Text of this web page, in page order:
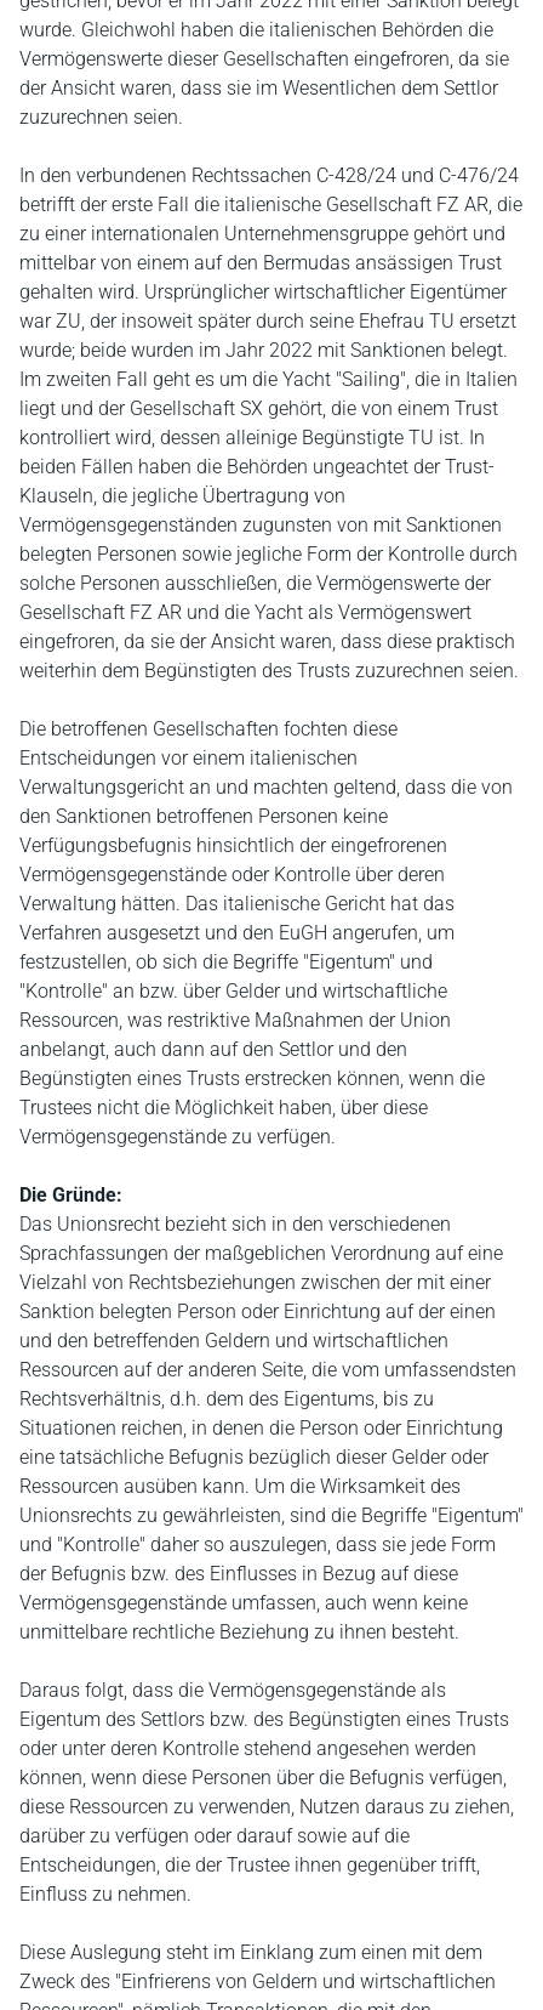
wurde. Gleichwohl haben die italienischen Behörden die
Vermögenswerte dieser Gesellschaften eingefroren, da sie
der Ansicht waren, dass sie im Wesentlichen dem Settlor
zuzurechnen seien.
In den verbundenen Rechtssachen C-428/24 und C-476/24
betrifft der erste Fall die italienische Gesellschaft FZ AR, die
zu einer internationalen Unternehmensgruppe gehört und
mittelbar von einem auf den Bermudas ansässigen Trust
gehalten wird. Ursprünglicher wirtschaftlicher Eigentümer
war ZU, der insoweit später durch seine Ehefrau TU ersetzt
wurde; beide wurden im Jahr 2022 mit Sanktionen belegt.
Im zweiten Fall geht es um die Yacht "Sailing", die in Italien
liegt und der Gesellschaft SX gehört, die von einem Trust
kontrolliert wird, dessen alleinige Begünstigte TU ist. In
beiden Fällen haben die Behörden ungeachtet der Trust-
Klauseln, die jegliche Übertragung von
Vermögensgegenständen zugunsten von mit Sanktionen
belegten Personen sowie jegliche Form der Kontrolle durch
solche Personen ausschließen, die Vermögenswerte der
Gesellschaft FZ AR und die Yacht als Vermögenswert
eingefroren, da sie der Ansicht waren, dass diese praktisch
weiterhin dem Begünstigten des Trusts zuzurechnen seien.
Die betroffenen Gesellschaften fochten diese
Entscheidungen vor einem italienischen
Verwaltungsgericht an und machten geltend, dass die von
den Sanktionen betroffenen Personen keine
Verfügungsbefugnis hinsichtlich der eingefrorenen
Vermögensgegenstände oder Kontrolle über deren
Verwaltung hätten. Das italienische Gericht hat das
Verfahren ausgesetzt und den EuGH angerufen, um
festzustellen, ob sich die Begriffe "Eigentum" und
"Kontrolle" an bzw. über Gelder und wirtschaftliche
Ressourcen, was restriktive Maßnahmen der Union
anbelangt, auch dann auf den Settlor und den
Begünstigten eines Trusts erstrecken können, wenn die
Trustees nicht die Möglichkeit haben, über diese
Vermögensgegenstände zu verfügen.
Die Gründe:
Das Unionsrecht bezieht sich in den verschiedenen
Sprachfassungen der maßgeblichen Verordnung auf eine
Vielzahl von Rechtsbeziehungen zwischen der mit einer
Sanktion belegten Person oder Einrichtung auf der einen
und den betreffenden Geldern und wirtschaftlichen
Ressourcen auf der anderen Seite, die vom umfassendsten
Rechtsverhältnis, d.h. dem des Eigentums, bis zu
Situationen reichen, in denen die Person oder Einrichtung
eine tatsächliche Befugnis bezüglich dieser Gelder oder
Ressourcen ausüben kann. Um die Wirksamkeit des
Unionsrechts zu gewährleisten, sind die Begriffe "Eigentum"
und "Kontrolle" daher so auszulegen, dass sie jede Form
der Befugnis bzw. des Einflusses in Bezug auf diese
Vermögensgegenstände umfassen, auch wenn keine
unmittelbare rechtliche Beziehung zu ihnen besteht.
Daraus folgt, dass die Vermögensgegenstände als
Eigentum des Settlors bzw. des Begünstigten eines Trusts
oder unter deren Kontrolle stehend angesehen werden
können, wenn diese Personen über die Befugnis verfügen,
diese Ressourcen zu verwenden, Nutzen daraus zu ziehen,
darüber zu verfügen oder darauf sowie auf die
Entscheidungen, die der Trustee ihnen gegenüber trifft,
Einfluss zu nehmen.
Diese Auslegung steht im Einklang zum einen mit dem
Zweck des "Einfrierens von Geldern und wirtschaftlichen